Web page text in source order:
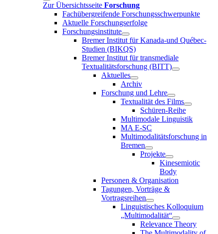
Zur Übersichtsseite Forschung
Fachübergreifende Forschungsschwerpunkte
Aktuelle Forschungserfolge
Forschungsinstitute
Bremer Institut für Kanada-und Québec-
Studien (BIKQS)
Bremer Institut für transmediale
Textualitätsforschung (BITT)
Aktuelles
Archiv
Forschung und Lehre
Textualität des Films
Schüren-Reihe
Multimodale Linguistik
MA E-SC
Multimodalitätsforschung in
Bremen
Projekte
Kinesemiotic
Body
Personen & Organisation
Tagungen, Vorträge &
Vortragsreihen
Linguistisches Kolloquium
„Multimodalität“
Relevance Theory